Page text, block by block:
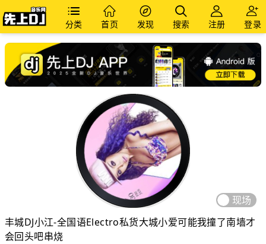
分类 首页 发现 搜索 注册 登录
现场
丰城DJ小江-全国语Electro私货大城小爱可能我撞了南墙才
会回头吧串烧